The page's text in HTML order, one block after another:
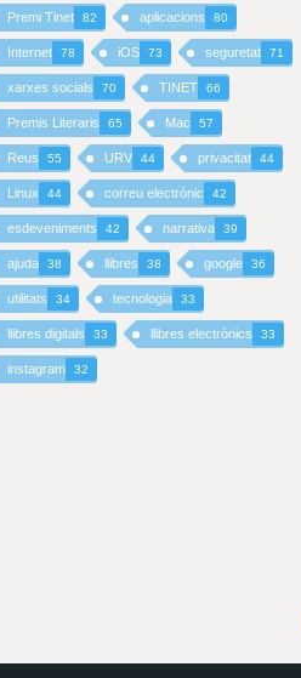
Premi Tinet 82 aplicacions 80
Internet 78 iOS 73 seguretat 71
xarxes socials 70 TINET 66
Premis Literaris 65 Mac 57
Reus 55 URV 44 privacitat 44
Linux 44 correu electrònic 42
esdeveniments 42 narrativa 39
ajuda 38 llibres 38 google 36
utilitats 34 tecnologia 33
llibres digitals 33 llibres electrònics 33
instagram 32